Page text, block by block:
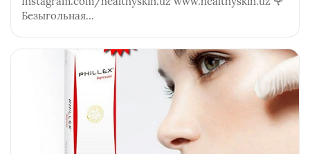
Безыгольная...